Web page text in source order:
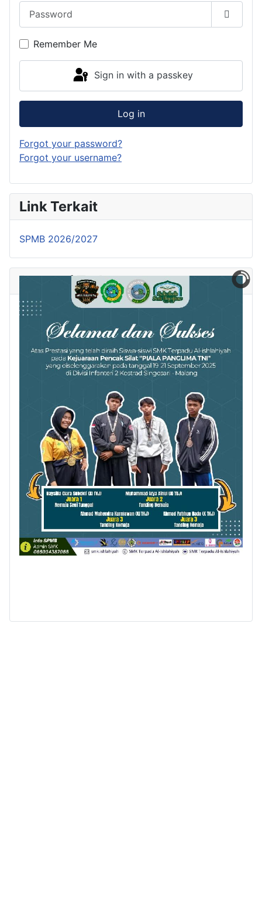
Show
Remember Me
Sign in with a passkey
Log in
Forgot your password?
Forgot your username?
Link Terkait
SPMB 2026/2027
Prestasi Terbaru